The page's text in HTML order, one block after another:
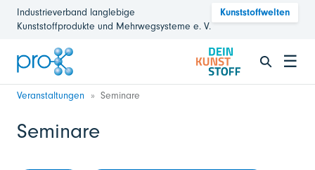
Industrieverband langlebige
Kunststoffprodukte und Mehrwegsysteme e. V.
Kunststoffwelten
☰
Veranstaltungen Seminare
Seminare